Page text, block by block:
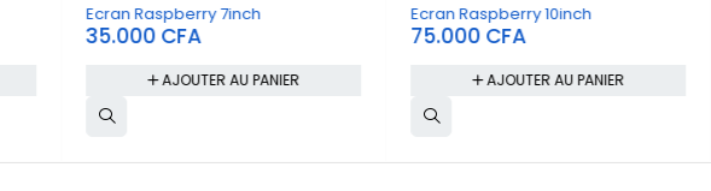
Ecran Raspberry 7inch
35.000 CFA
AJOUTER AU PANIER
Ecran Raspberry 10inch
75.000 CFA
AJOUTER AU PANIER